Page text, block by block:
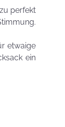
perfekt
etwaige
ein